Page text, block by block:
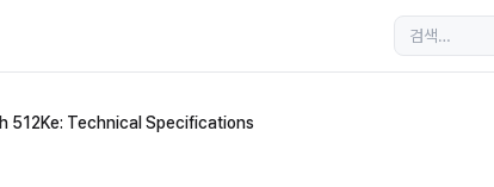
512Ke: Technical Specifications